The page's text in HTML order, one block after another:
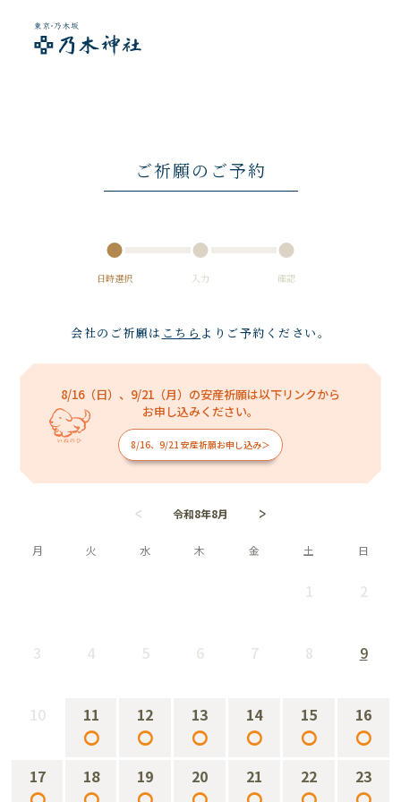
ご祈願のご予約
日時選択 入力 確認
会社のご祈願は こちら よりご予約ください。
8/16（日）、9/21（月）の安産祈願は以下リンクから
お申し込みください。
8/16、9/21 安産祈願お申し込み＞
令和8年8月
月 火 水 木 金 土 日
1 2
3 4 5 6 7 8 9
10 11
○
12
○
13
○
14
○
15
○
16
○
17 18 19 20 21 22 23